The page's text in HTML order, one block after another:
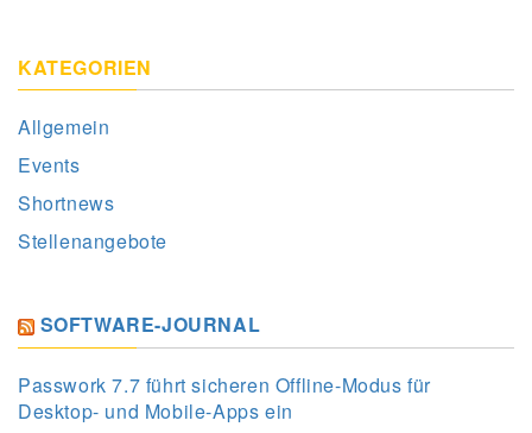
KATEGORIEN
Allgemein
Events
Shortnews
Stellenangebote
SOFTWARE-JOURNAL
Passwork 7.7 führt sicheren Offline-Modus für
Desktop- und Mobile-Apps ein